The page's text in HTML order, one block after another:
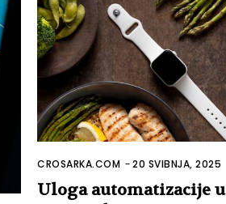
CROSARKA.COM -20 SVIBNJA, 2025
Uloga automatizacije u